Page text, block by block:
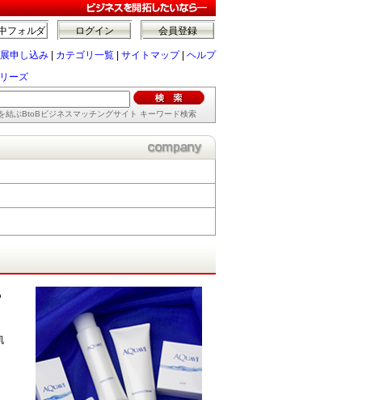
会員登録
ログイン
フォルダ
申し込み カテゴリ一覧 サイトマップ| ヘルプ
ーズ
結ぶBtoBビジネスマッチングサイト キーワード検索